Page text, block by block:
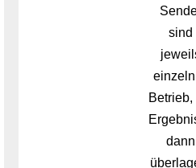
sind
Betrieb,
dann